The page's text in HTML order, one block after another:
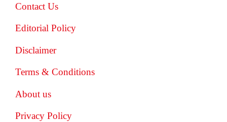
Contact Us
Editorial Policy
Disclaimer
Terms & Conditions
About us
Privacy Policy